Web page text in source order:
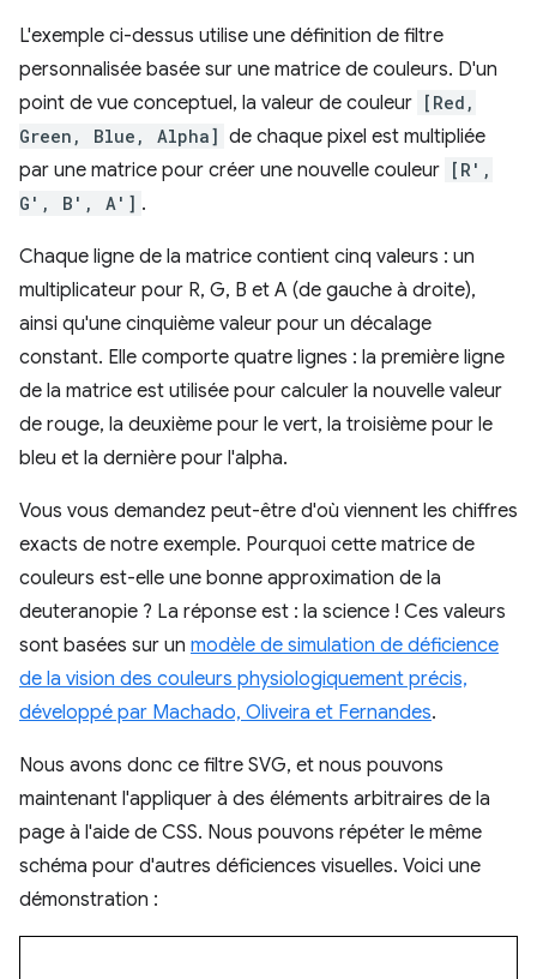
L'exemple ci-dessus utilise une définition de filtre
personnalisée basée sur une matrice de couleurs. D'un
point de vue conceptuel, la valeur de couleur
[Red,
Green, Blue, Alpha]
de chaque pixel est multipliée
par une matrice pour créer une nouvelle couleur
[R′,
G′, B′, A′] .
Chaque ligne de la matrice contient cinq valeurs : un
multiplicateur pour R, G, B et A (de gauche à droite),
ainsi qu'une cinquième valeur pour un décalage
constant. Elle comporte quatre lignes : la première ligne
de la matrice est utilisée pour calculer la nouvelle valeur
de rouge, la deuxième pour le vert, la troisième pour le
bleu et la dernière pour l'alpha.
Vous vous demandez peut-être d'où viennent les chiffres
exacts de notre exemple. Pourquoi cette matrice de
couleurs est-elle une bonne approximation de la
deuteranopie ? La réponse est : la science ! Ces valeurs
sont basées sur un modèle de simulation de déficience
de la vision des couleurs physiologiquement précis,
développé par Machado, Oliveira et Fernandes.
Nous avons donc ce filtre SVG, et nous pouvons
maintenant l'appliquer à des éléments arbitraires de la
page à l'aide de CSS. Nous pouvons répéter le même
schéma pour d'autres déficiences visuelles. Voici une
démonstration :